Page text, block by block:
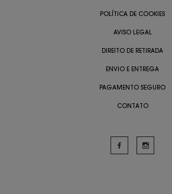
POLÍTICA DE COOKIES
AVISO LEGAL
DIREITO DE RETIRADA
ENVIO E ENTREGA
PAGAMENTO SEGURO
CONTATO